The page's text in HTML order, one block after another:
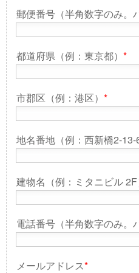
郵便番号（半角数字のみ。
都道府県（例：東京都） *
市郡区（例：港区） *
地名番地（例：西新橋2-13-6
建物名（例：ミタニビル 2F
電話番号（半角数字のみ。
メールアドレス*